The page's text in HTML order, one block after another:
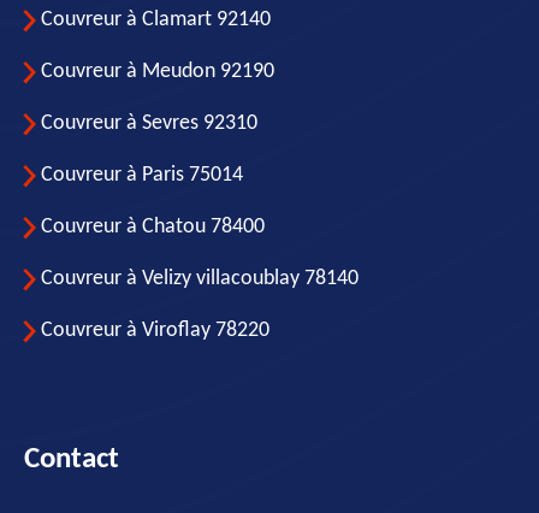
Couvreur à Clamart 92140
Couvreur à Meudon 92190
Couvreur à Sevres 92310
Couvreur à Paris 75014
Couvreur à Chatou 78400
Couvreur à Velizy villacoublay 78140
Couvreur à Viroflay 78220
Contact